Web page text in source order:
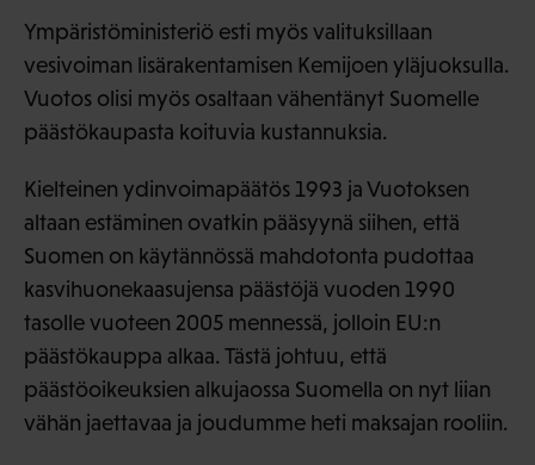
Ympäristöministeriö esti myös valituksillaan
vesivoiman lisärakentamisen Kemijoen yläjuoksulla.
Vuotos olisi myös osaltaan vähentänyt Suomelle
päästökaupasta koituvia kustannuksia.
Kielteinen ydinvoimapäätös 1993 ja Vuotoksen
altaan estäminen ovatkin pääsyynä siihen, että
Suomen on käytännössä mahdotonta pudottaa
kasvihuonekaasujensa päästöjä vuoden 1990
tasolle vuoteen 2005 mennessä, jolloin EU:n
päästökauppa alkaa. Tästä johtuu, että
päästöoikeuksien alkujaossa Suomella on nyt liian
vähän jaettavaa ja joudumme heti maksajan rooliin.